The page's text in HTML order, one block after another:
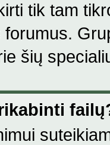
tik tam
šių